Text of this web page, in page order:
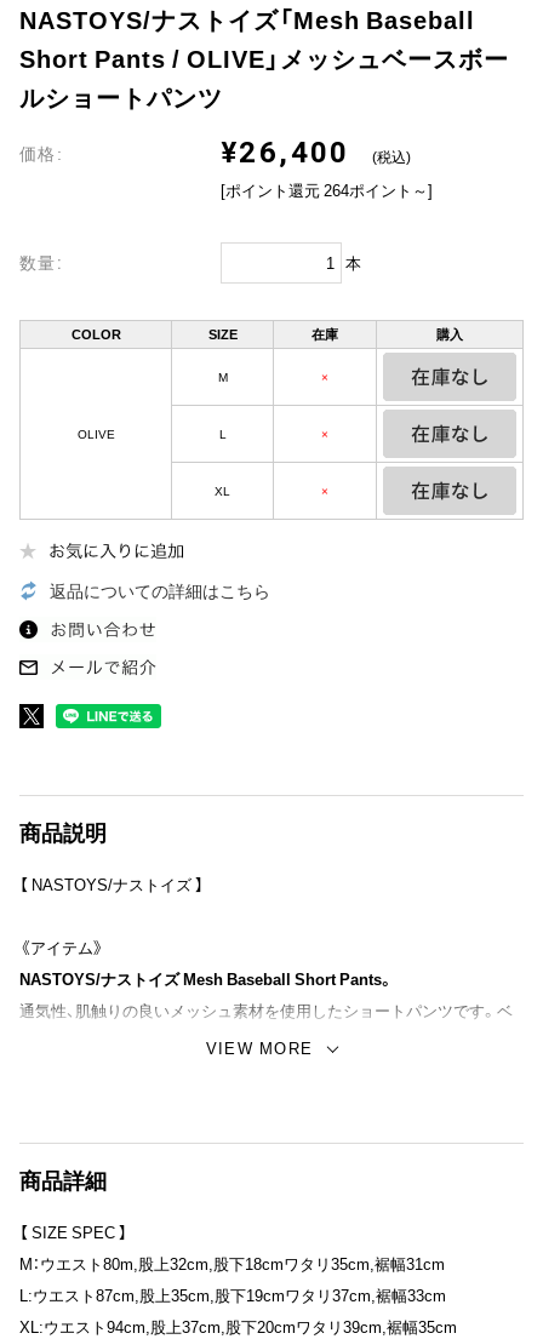
NASTOYS/ナストイズ「Mesh Baseball
Short Pants / OLIVE」メッシュベースボー
ルショートパンツ
価格: ¥26,400 (税込)
[ポイント還元 264ポイント～]
数量: 本
COLOR SIZE 在庫 購入
OLIVE
M ×
L ×
XL ×
返品についての詳細はこちら
商品説明
【 NASTOYS/ナストイズ 】
《アイテム》
NASTOYS/ナストイズ Mesh Baseball Short Pants。
通気性、肌触りの良いメッシュ素材を使用したショートパンツです。ベ
ースボールチームのユニフォームに見立て、スポーティー過ぎないタウ
VIEW MORE
商品詳細
【 SIZE SPEC 】
M：ウエスト80m,股上32cm,股下18cmワタリ35cm,裾幅31cm
L:ウエスト87cm,股上35cm,股下19cmワタリ37cm,裾幅33cm
XL:ウエスト94cm,股上37cm,股下20cmワタリ39cm,裾幅35cm